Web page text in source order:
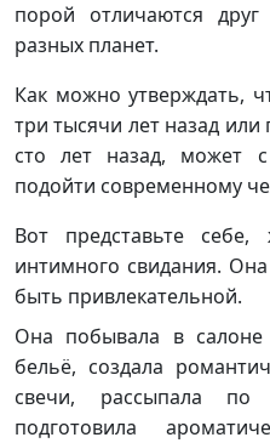
порой отличаются
разных планет.
Как можно утверждать,
три тысячи лет назад
сто лет назад, может
подойти современному
Вот представьте
интимного свидания.
быть привлекательной.
Она побывала в салоне
бельё, создала
свечи, рассыпала по
подготовила